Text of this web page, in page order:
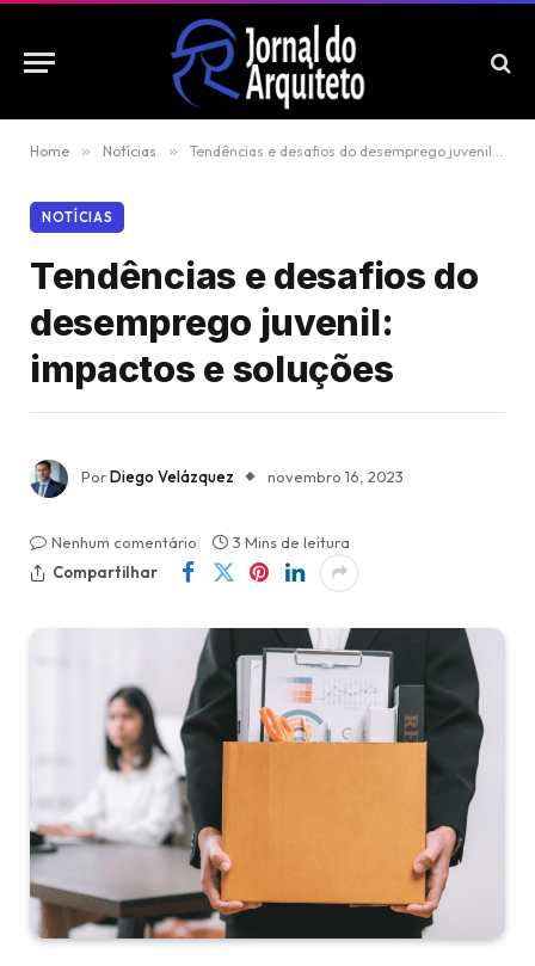
Home » Notícias » Tendências e desafios do desemprego juvenil: impactos e soluções
NOTÍCIAS
Tendências e desafios do
desemprego juvenil:
impactos e soluções
PorDiego Velázquez novembro 16, 2023
Nenhum comentário
3 Mins de leitura
Compartilhar